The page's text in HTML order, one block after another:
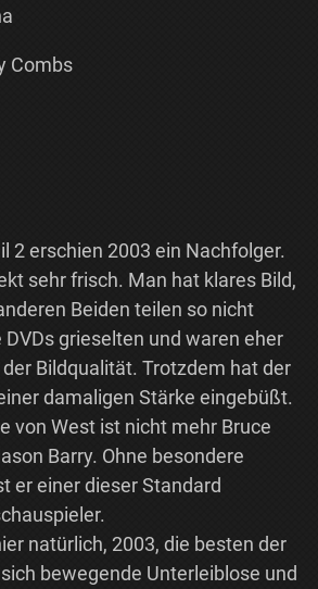
Combs
2 erschien 2003 ein Nachfolger.
sehr frisch. Man hat klares Bild,
Beiden teilen so nicht
grieselten und waren eher
Bildqualität. Trotzdem hat der
damaligen Stärke eingebüßt.
von West ist nicht mehr Bruce
Barry. Ohne besondere
er einer dieser Standard
natürlich, 2003, die besten der
bewegende Unterleiblose und